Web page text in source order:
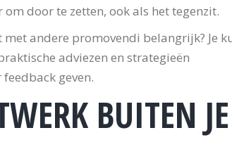
door te zetten, ook als het tegenzit.
met andere promovendi belangrijk? Je
adviezen en strategieën
geven.
BUITEN JE